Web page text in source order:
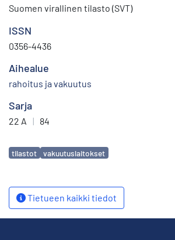
Suomen virallinen tilasto (SVT)
ISSN
0356-4436
Aihealue
rahoitus ja vakuutus
Sarja
22 A | 84
Avainsanat
tilastot vakuutuslaitokset
Tietueen kaikki tiedot